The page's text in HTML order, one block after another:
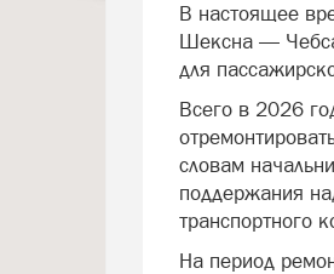
В настоящее
Шексна —
для
Всего в 2026
словам
поддержания
транспортного
На период